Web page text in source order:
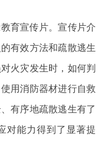
育宣传片。宣传片介
有效方法和疏散逃生
火灾发生时，如何判
用消防器材进行自救
有序地疏散逃生有了
对能力得到了显著提